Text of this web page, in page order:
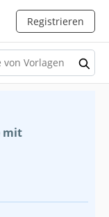
Registrieren
mit